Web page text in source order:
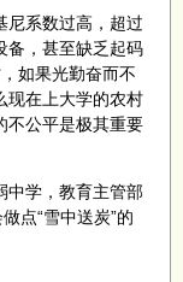
系数过高，超过
备，甚至缺乏起码
如果光勤奋而不
现在上大学的农村
不公平是极其重要
学，教育主管部
点“雪中送炭”的